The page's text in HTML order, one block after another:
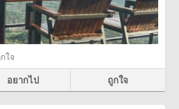
ใจ
อยากไป ถูกใจ